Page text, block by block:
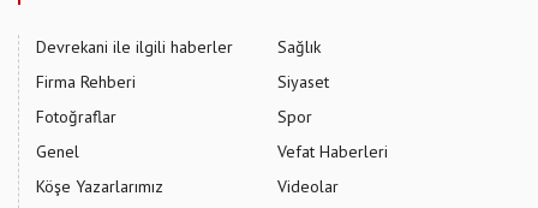
Devrekani ile ilgili haberler
Firma Rehberi
Fotoğraflar
Genel
Köşe Yazarlarımız
Sağlık
Siyaset
Spor
Vefat Haberleri
Videolar